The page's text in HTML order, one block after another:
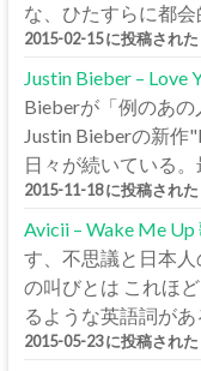
な、ひたすらに都
2015-02-15 に投稿された
Justin Bieber – Love
Bieberが「例のあ
Justin Bieberの新作
日々が続いている
2015-11-18 に投稿された
Avicii – Wake Me
す、不思議と日本
の叫びとは これほ
るような英語詞が
2015-05-23 に投稿された